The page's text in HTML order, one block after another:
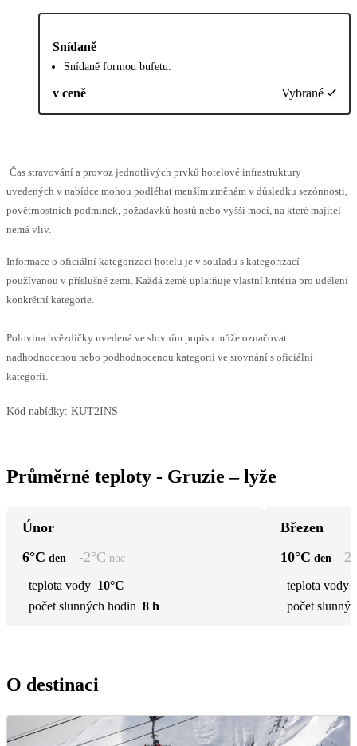
Snídaně
Snídaně formou bufetu.
v ceně Vybrané
Čas stravování a provoz jednotlivých prvků hotelové infrastruktury
uvedených v nabídce mohou podléhat menším změnám v důsledku sezónnosti,
povětrnostních podmínek, požadavků hostů nebo vyšší moci, na které majitel
nemá vliv.
Informace o oficiální kategorizaci hotelu je v souladu s kategorizací
používanou v příslušné zemi. Každá země uplatňuje vlastní kritéria pro udělení
konkrétní kategorie.
Polovina hvězdičky uvedená ve slovním popisu může označovat
nadhodnocenou nebo podhodnocenou kategorii ve srovnání s oficiální
kategorií.
Kód nabídky: KUT2INS
Průměrné teploty - Gruzie – lyže
Únor
6°C den -2°C noc
teplota vody 10°C
počet slunných hodin 8 h
Březen
10°C den 2
teplota vody
počet
O destinaci